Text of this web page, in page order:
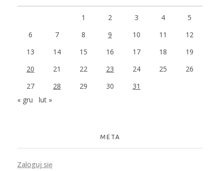
1 2 3 4
5
6
7 8 9 10 11
12
13
14 15 16 17 18
19
20
21 22 23 24 25
26
27
28 29 30
31
« gru
lut »
META
Zaloguj się